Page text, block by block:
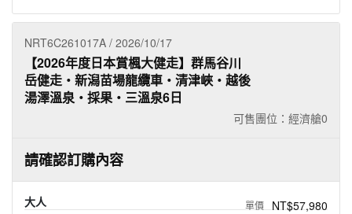
NRT6C261017A / 2026/10/17
可售團位：經濟艙0
【2026年度日本賞楓大健走】群馬谷川
岳健走‧新潟苗場龍纜車‧清津峽‧越後
湯澤溫泉‧採果‧三溫泉6日
請確認訂購內容
大人 NT$57,980